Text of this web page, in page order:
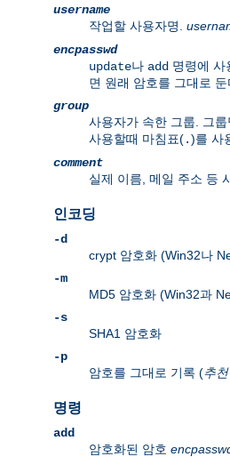
username
작업할 사용자명.
encpasswd
update나 add 명령에 사
면 원래 암호를 그대로 둔
group
사용자가 속한 그룹. 그
사용할때 마침표(.)를 사
comment
실제 이름, 메일 주소 등
인코딩
-d
crypt 암호화 (Win32나
-m
MD5 암호화 (Win32과
-s
SHA1 암호화
-p
암호를 그대로 기록 (추
명령
add
암호화된 암호